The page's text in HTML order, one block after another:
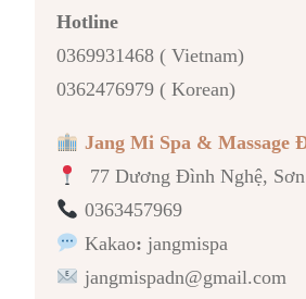
Hotline
0369931468 ( Vietnam)
0362476979 ( Korean)
Jang Mi Spa & Massage
77 Dương Đình Nghệ,
0363457969
Kakao: jangmispa
jangmispadn@gmail.com